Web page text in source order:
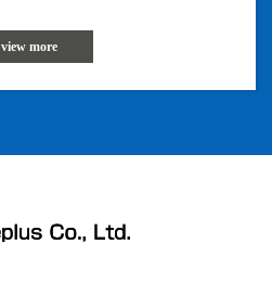
view more